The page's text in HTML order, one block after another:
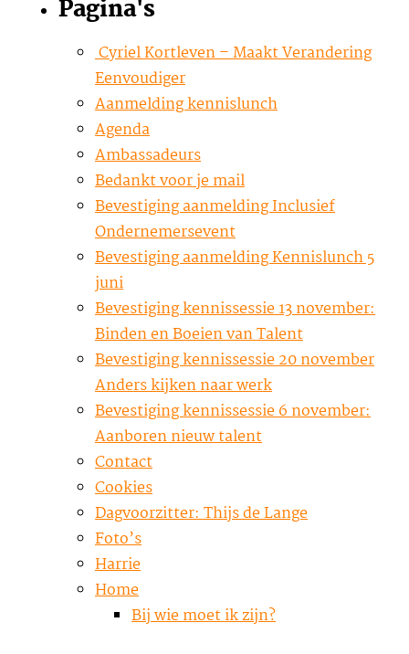
Pagina's
Cyriel Kortleven – Maakt Verandering
Eenvoudiger
Aanmelding kennislunch
Agenda
Ambassadeurs
Bedankt voor je mail
Bevestiging aanmelding Inclusief
Ondernemersevent
Bevestiging aanmelding Kennislunch 5
juni
Bevestiging kennissessie 13 november:
Binden en Boeien van Talent
Bevestiging kennissessie 20 november
Anders kijken naar werk
Bevestiging kennissessie 6 november:
Aanboren nieuw talent
Contact
Cookies
Dagvoorzitter: Thijs de Lange
Foto’s
Harrie
Home
Bij wie moet ik zijn?